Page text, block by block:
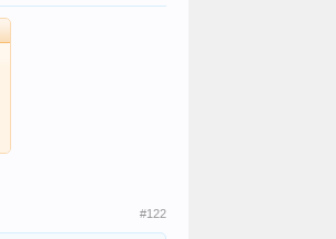
#122